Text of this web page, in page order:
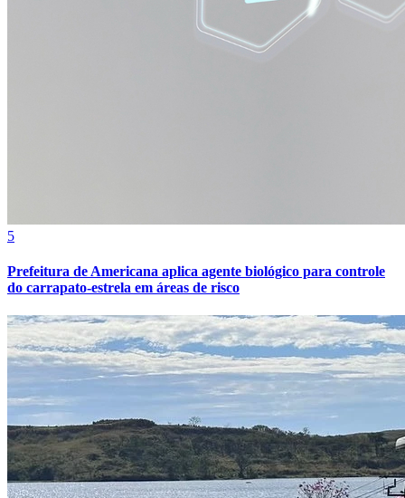
Vitória
5
Prefeitura de Americana aplica agente biológico para controle
do carrapato-estrela em áreas de risco